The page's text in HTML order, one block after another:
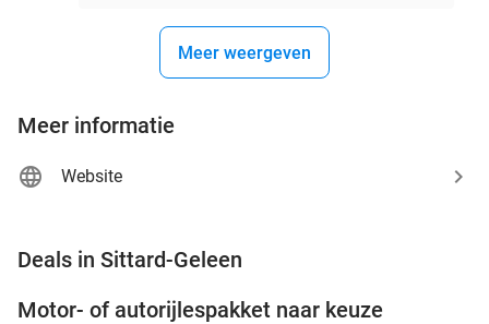
Meer weergeven
Meer informatie
Website
Deals in Sittard-Geleen
Motor- of autorijlespakket naar keuze